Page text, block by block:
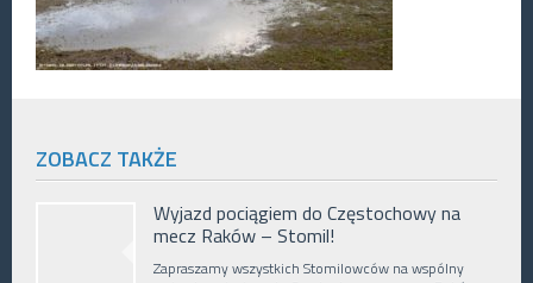
ZOBACZ TAKŻE
Wyjazd pociągiem do Częstochowy na
mecz Raków – Stomil!
Zapraszamy wszystkich Stomilowców na wspólny